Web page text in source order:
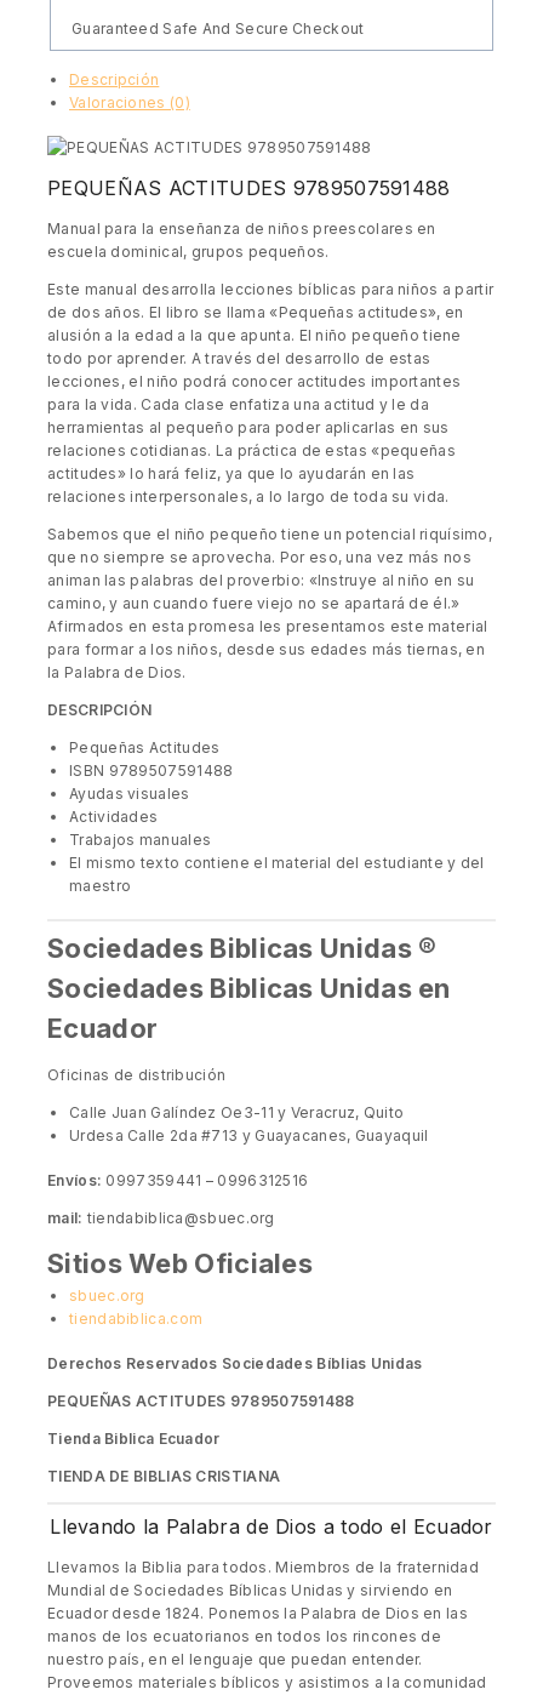
Guaranteed Safe And Secure Checkout
Descripción
Valoraciones (0)
PEQUEÑAS ACTITUDES 9789507591488
Manual para la enseñanza de niños preescolares en
escuela dominical, grupos pequeños.
Este manual desarrolla lecciones bíblicas para niños a partir
de dos años. El libro se llama «Pequeñas actitudes», en
alusión a la edad a la que apunta. El niño pequeño tiene
todo por aprender. A través del desarrollo de estas
lecciones, el niño podrá conocer actitudes importantes
para la vida. Cada clase enfatiza una actitud y le da
herramientas al pequeño para poder aplicarlas en sus
relaciones cotidianas. La práctica de estas «pequeñas
actitudes» lo hará feliz, ya que lo ayudarán en las
relaciones interpersonales, a lo largo de toda su vida.
Sabemos que el niño pequeño tiene un potencial riquísimo,
que no siempre se aprovecha. Por eso, una vez más nos
animan las palabras del proverbio: «Instruye al niño en su
camino, y aun cuando fuere viejo no se apartará de él.»
Afirmados en esta promesa les presentamos este material
para formar a los niños, desde sus edades más tiernas, en
la Palabra de Dios.
DESCRIPCIÓN
Pequeñas Actitudes
ISBN 9789507591488
Ayudas visuales
Actividades
Trabajos manuales
El mismo texto contiene el material del estudiante y del
maestro
Sociedades Biblicas Unidas ®
Sociedades Biblicas Unidas en
Ecuador
Oficinas de distribución
Calle Juan Galíndez Oe3-11 y Veracruz, Quito
Urdesa Calle 2da #713 y Guayacanes, Guayaquil
Envíos: 0997359441 – 0996312516
mail: tiendabiblica@sbuec.org
Sitios Web Oficiales
sbuec.org
tiendabiblica.com
Derechos Reservados Sociedades Bíblias Unidas
PEQUEÑAS ACTITUDES 9789507591488
Tienda Biblica Ecuador
TIENDA DE BIBLIAS CRISTIANA
Llevando la Palabra de Dios a todo el Ecuador
Llevamos la Biblia para todos. Miembros de la fraternidad
Mundial de Sociedades Bíblicas Unidas y sirviendo en
Ecuador desde 1824. Ponemos la Palabra de Dios en las
manos de los ecuatorianos en todos los rincones de
nuestro país, en el lenguaje que puedan entender.
Proveemos materiales bíblicos y asistimos a la comunidad